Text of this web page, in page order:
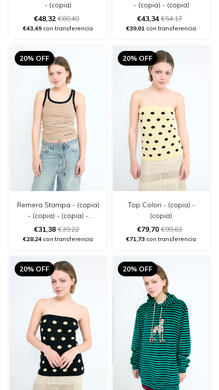
- (copia)
€48,32 €60,40
€43,49 con transferencia
- (copia) - (copia)
€43,34€54,17
€39,01 con transferencia
20% OFF
Remera Stampa - (copia)
- (copia) - (copia) -
(copia)
€31,38 €39,22
€28,24 con transferencia
20% OFF
Top Colori - (copia) -
(copia)
€79,70 €99,63
€71,73 con transferencia
20% OFF 20% OFF